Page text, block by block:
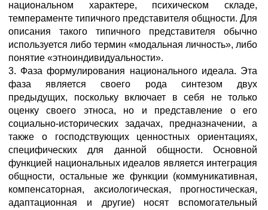
национальном характере, психическом складе,
темпераменте типичного представителя общности. Для
описания такого типичного представителя обычно
используется либо термин «модальная личность», либо
понятие «этноиндивидуальности».
3. Фаза формулирования национального идеала. Эта
фаза является своего рода синтезом двух
предыдущих, поскольку включает в себя не только
оценку своего этноса, но и представление о его
социально-исторических задачах, предназначении, а
также о господствующих ценностных ориентациях,
специфических для данной общности. Основной
функцией национальных идеалов является интеграция
общности, остальные же функции (коммуникативная,
компенсаторная, аксиологическая, прогностическая,
адаптационная и другие) носят вспомогательный